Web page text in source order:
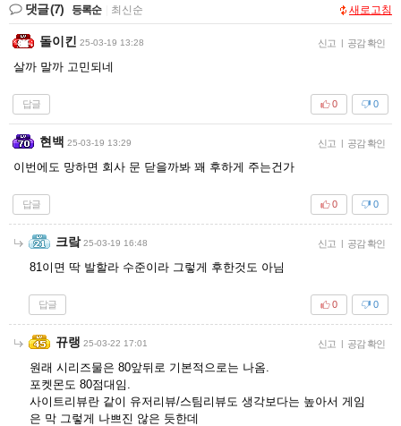
댓글(7) 등록순 최신순 새로고침
돌이킨 25-03-19 13:28 신고 | 공감 확인
살까 말까 고민되네
답글 0
0
현백 25-03-19 13:29 신고 | 공감 확인
이번에도 망하면 회사 문 닫을까봐 꽤 후하게 주는건가
답글 0
0
크랔 25-03-19 16:48 신고 | 공감 확인
81이면 딱 발할라 수준이라 그렇게 후한것도 아님
답글 0
0
뀨랭 25-03-22 17:01 신고 | 공감 확인
원래 시리즈물은 80앞뒤로 기본적으로는 나옴.
포켓몬도 80점대임.
사이트리뷰란 같이 유저리뷰/스팀리뷰도 생각보다는 높아서 게임
은 막 그렇게 나쁘진 않은 듯한데